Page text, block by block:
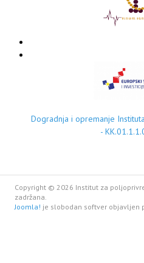
Dogradnja i opremanje
-
Copyright © 2026 Institut za
zadržana.
Joomla! je slobodan softver objavljen